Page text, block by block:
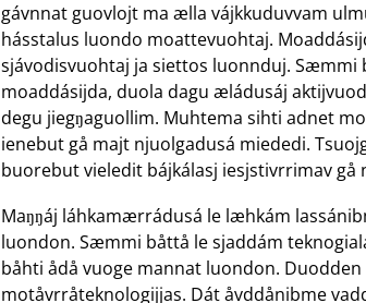
gávnnat guovlojt ma ælla vájkkuduvvam
hásstalus luondo moattevuohtaj.
sjávodisvuohtaj ja siettos luonnduj.
moaddásijda, duola dagu æládusáj
degu jiegŋaguollim. Muhtema sihti adnet
ienebut gå majt njuolgadusá miededi.
buorebut vieledit bájkálasj iesjstivrrimav gå
Maŋŋáj láhkamærrádusá le læhkám
luondon. Sæmmi båttå le sjaddám
båhti ådå vuoge mannat luondon.
motåvrråteknologijjas. Dát åvddånibme